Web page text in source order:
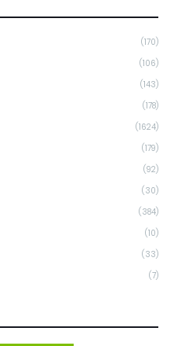
(170)
(106)
(143)
(178)
(1624)
(179)
(92)
(30)
(384)
(10)
(33)
(7)